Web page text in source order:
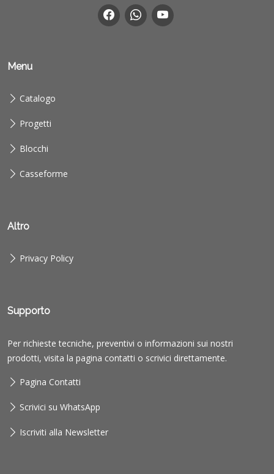
Menu
Catalogo
Progetti
Blocchi
Casseforme
Altro
Privacy Policy
Supporto
Per richieste tecniche, preventivi o informazioni sui nostri
prodotti, visita la pagina contatti o scrivici direttamente.
Pagina Contatti
Scrivici su WhatsApp
Iscriviti alla Newsletter